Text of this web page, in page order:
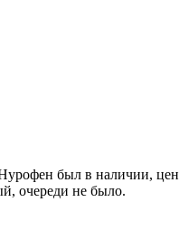
был в наличии,
очереди не было.